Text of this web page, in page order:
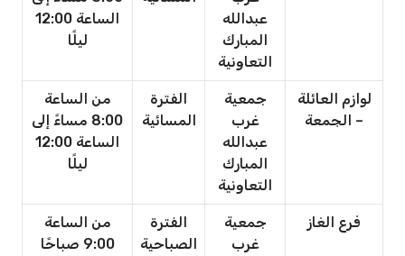
عبدالله
المبارك
التعاونية
الساعة 12:00
ليلًا
لوازم العائلة
– الجمعة
جمعية
غرب
عبدالله
المبارك
التعاونية
الفترة
المسائية
من الساعة
8:00 مساءً إلى
الساعة 12:00
ليلًا
فرع الغاز
جمعية
غرب
الفترة
الصباحية
من الساعة
9:00 صباحًا